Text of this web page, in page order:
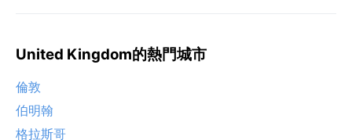
United Kingdom的熱門城市
倫敦
伯明翰
格拉斯哥